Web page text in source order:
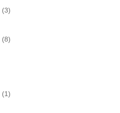
(3)
(8)
(1)